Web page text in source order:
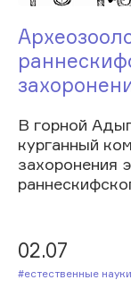
В горной
курганный
захоронения
02.07
#Естественные науки